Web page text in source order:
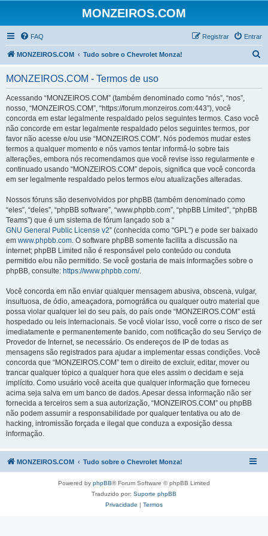
MONZEIROS.COM
FAQ Entrar
Registrar
MONZEIROS.COM Tudo sobre o Chevrolet Monza!
MONZEIROS.COM - Termos de uso
Acessando “MONZEIROS.COM” (também denominado como “nós”, “nos”,
nosso, “MONZEIROS.COM”, “https://forum.monzeiros.com:443”), você
concorda em estar legalmente respaldado pelos seguintes termos. Caso você
não concorde em estar legalmente respaldado pelos seguintes termos, por
favor não acesse e/ou use “MONZEIROS.COM”. Nós podemos mudar estes
termos a qualquer momento e nós vamos tentar informá-lo sobre tais
alterações, embora nós recomendamos que você revise isso regularmente e
continuado usando “MONZEIROS.COM” depois, significa que você concorda
em ser legalmente respaldado pelos termos e/ou atualizações alteradas.
Nossos fóruns são desenvolvidos por phpBB (também denominado como
“eles”, “deles”, “phpBB software”, “www.phpbb.com”, “phpBB Limited”, “phpBB
Teams”) que é um sistema de fórum lançado sob a “
GNU General Public License v2” (conhecida como “GPL”) e pode ser baixado
em www.phpbb.com. O software phpBB somente facilita a discussão na
internet; phpBB Limited não é responsável pelo conteúdo ou conduta
permitido e/ou não permitido. Se você gostaria de mais informações sobre o
phpBB, consulte: https://www.phpbb.com/.
Você concorda em não enviar qualquer mensagem abusiva, obscena, vulgar,
insultuosa, de ódio, ameaçadora, pornográfica ou qualquer outro material que
possa violar qualquer lei do seu país, do país onde “MONZEIROS.COM” está
hospedado ou leis internacionais. Se você violar isso, você corre o risco de ser
imediatamente e permanentemente banido, com notificação do seu Serviço de
Provedor de Internet, se necessário. Os endereços de IP de todas as
mensagens são registrados para ajudar a implementar essas condições. Você
concorda que “MONZEIROS.COM” tem o direito de excluir, editar, mover ou
trancar qualquer tópico a qualquer hora que eles assim o decidam e seja
implícito. Como usuário você aceita que qualquer informação que forneceu
acima seja salva em um banco de dados. Apesar dessa informação não ser
fornecida a terceiros sem a sua autorização, “MONZEIROS.COM” ou phpBB
não podem assumir a responsabilidade por qualquer tentativa ou ato de
hacking, intromissão forçada e ilegal que conduza a exposição dessa
informação.
MONZEIROS.COM Tudo sobre o Chevrolet Monza!
Powered by phpBB® Forum Software © phpBB Limited
Traduzido por: Suporte phpBB
Privacidade | Termos